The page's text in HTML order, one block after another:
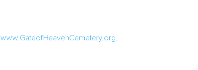
www.GateofHeavenCemetery.org